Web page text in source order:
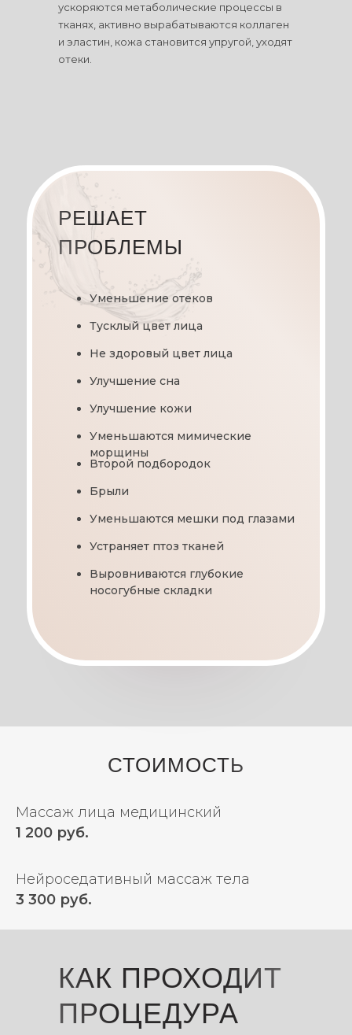
ускоряются метаболические процессы в
тканях, активно вырабатываются коллаген
и эластин, кожа становится упругой, уходят
отеки.
РЕШАЕТ
ПРОБЛЕМЫ
Уменьшение отеков
Тусклый цвет лица
Не здоровый цвет лица
Улучшение сна
Улучшение кожи
Уменьшаются мимические
морщины
Второй подбородок
Брыли
Уменьшаются мешки под глазами
Устраняет птоз тканей
Выровниваются глубокие
носогубные складки
СТОИМОСТЬ
Массаж лица медицинский
1 200 руб.
Нейроседативный массаж тела
3 300 руб.
КАК ПРОХОДИТ
ПРОЦЕДУРА